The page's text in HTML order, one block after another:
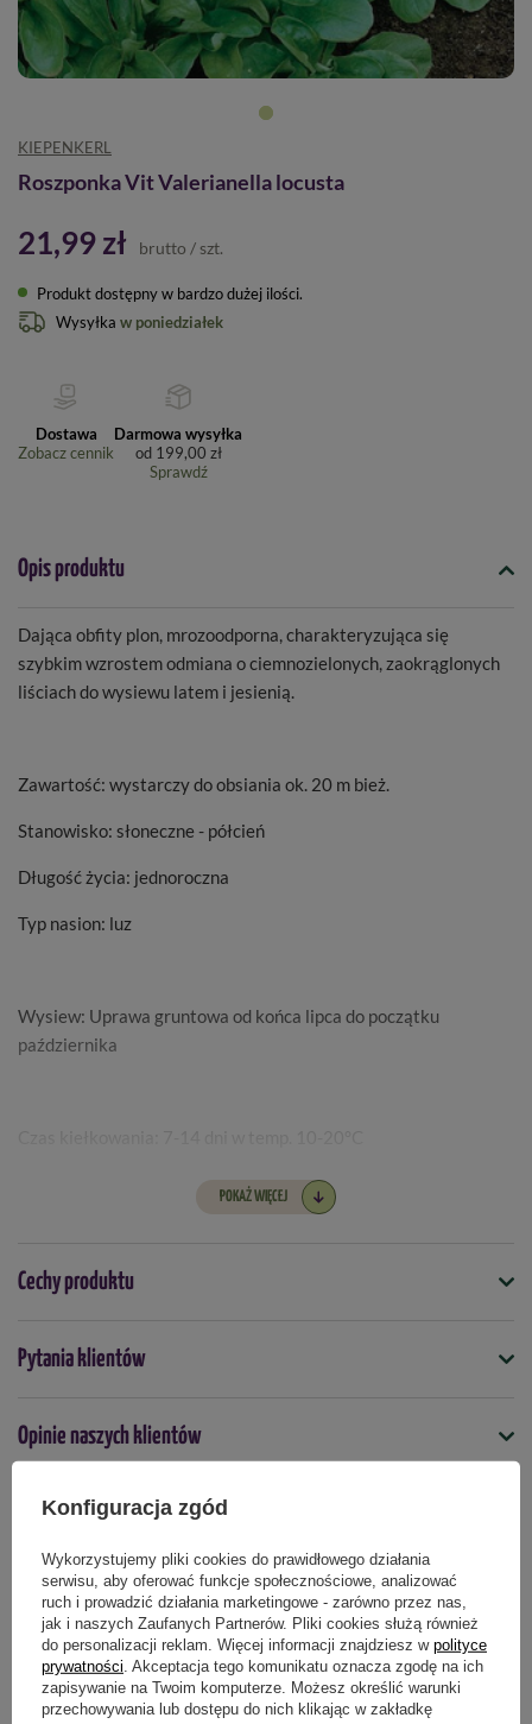
KIEPENKERL
Roszponka Vit Valerianella locusta
21,99 zł brutto / szt.
Produkt dostępny w bardzo dużej ilości
Wysyłka w poniedziałek
Dostawa
Zobacz cennik
Darmowa wysyłka
od 199,00 zł
Sprawdź
Opis produktu
Dająca obfity plon, mrozoodporna, charakteryzująca się
szybkim wzrostem odmiana o ciemnozielonych, zaokrąglonych
liściach do wysiewu latem i jesienią.
Zawartość: wystarczy do obsiania ok. 20 m bież.
Stanowisko: słoneczne - półcień
Długość życia: jednoroczna
Typ nasion: luz
Wysiew: Uprawa gruntowa od końca lipca do początku
października
Odległość między roślinami: 8-10 cm
Głębokość siewu: 0,5 - 1,5 cm
POKAŻ WIĘCEJ
Cechy produktu
Symbol
4000159081093
nie
czerwiec grudzień kwiecień
Podmiot odpowiedzialny za ten produkt na terenie UE Więcej
Pytania klientów
Opinie naszych klientów
Produkty powiązane
Konfiguracja zgód
Wykorzystujemy pliki cookies do prawidłowego działania
serwisu, aby oferować funkcje społecznościowe, analizować
ruch i prowadzić działania marketingowe - zarówno przez nas,
jak i naszych Zaufanych Partnerów. Pliki cookies służą również
do personalizacji reklam. Więcej informacji znajdziesz w polityce
prywatności . Akceptacja tego komunikatu oznacza zgodę na ich
zapisywanie na Twoim komputerze. Możesz określić warunki
przechowywania lub dostępu do nich klikając w zakładkę